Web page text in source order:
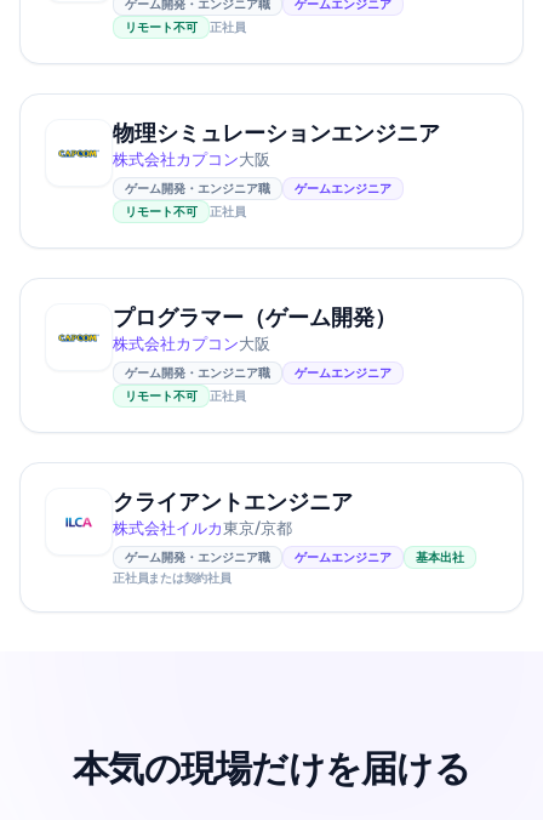
ゲーム開発・エンジニア職
ゲームエンジニア
リモート不可
正社員
物理シミュレーションエンジニア
株式会社カプコン大阪
ゲーム開発・エンジニア職
ゲームエンジニア
リモート不可
正社員
プログラマー（ゲーム開発）
株式会社カプコン大阪
ゲーム開発・エンジニア職
ゲームエンジニア
リモート不可
正社員
クライアントエンジニア
株式会社イルカ東京/京都
ゲーム開発・エンジニア職 ゲームエンジニア
基本出社
正社員または契約社員
本気の現場だけを届ける